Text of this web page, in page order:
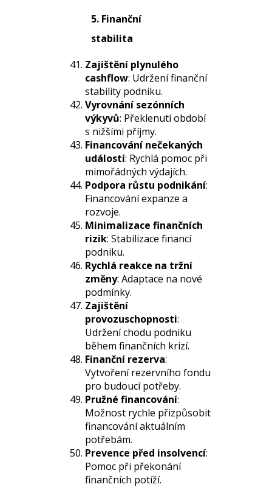
5. Finanční
stabilita
Zajištění plynulého
cashflow: Udržení finanční
stability podniku.
Vyrovnání sezónních
výkyvů: Překlenutí období
s nižšími příjmy.
Financování nečekaných
událostí: Rychlá pomoc při
mimořádných výdajích.
Podpora růstu podnikání:
Financování expanze a
rozvoje.
Minimalizace finančních
rizik: Stabilizace financí
podniku.
Rychlá reakce na tržní
změny: Adaptace na nové
podmínky.
Zajištění
provozuschopnosti:
Udržení chodu podniku
během finančních krizí.
Finanční rezerva:
Vytvoření rezervního fondu
pro budoucí potřeby.
Pružné financování:
Možnost rychle přizpůsobit
financování aktuálním
potřebám.
Prevence před insolvencí:
Pomoc při překonání
finančních potíží.